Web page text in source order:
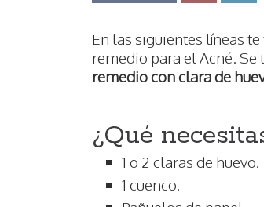
En las siguientes líneas
remedio para el Acné. Se
remedio con clara de
¿Qué
1 o 2 claras de huevo.
1 cuenco.